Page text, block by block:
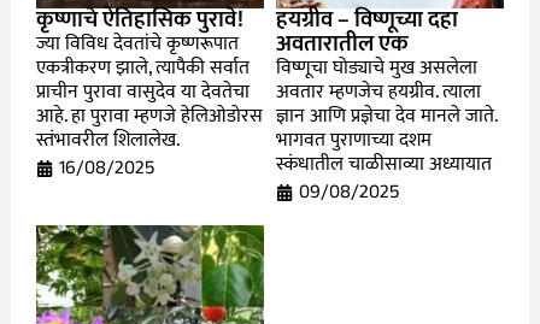
कृष्णाचे ऐतिहासिक पुरावे!
ज्या विविध देवतांचे कृष्णरूपात
एकत्रीकरण झाले, त्यापैकी सर्वात
प्राचीन पुरावा वासुदेव या देवतेचा
आहे. हा पुरावा म्हणजे हेलिओडोरस
स्तंभावरील शिलालेख.
16/08/2025
हयग्रीव – विष्णूच्या दहा
अवतारातील एक
विष्णूचा घोड्याचे मुख असलेला
अवतार म्हणजेच हयग्रीव. त्याला
ज्ञान आणि प्रज्ञेचा देव मानले जाते.
भागवत पुराणाच्या दशम
स्कंधातील चाळीसाव्या अध्यायात
09/08/2025